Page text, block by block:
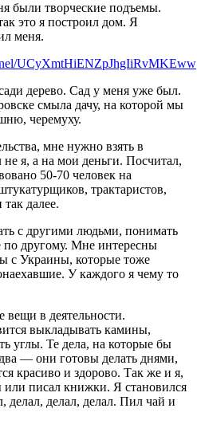
были творческие подъемы.
это я построил дом. Я
меня.
UCyXmtHiENZpJhgIiRvMKEww
дерево. Сад у меня уже был.
смыла дачу, на которой мы
черемуху.
мне нужно взять в
я, а на мои деньги. Посчитал,
50-70 человек на
трактаристов,
далее.
с другими людьми, понимать
по другому. Мне интересны
с Украины, которые тоже
У каждого я чему то
в деятельности.
выкладывать камины,
углы. Те дела, на которые бы
— они готовы делать днями,
красиво и здорово. Так же и я,
или писал книжки. Я становился
делал, делал, делал. Пил чай и